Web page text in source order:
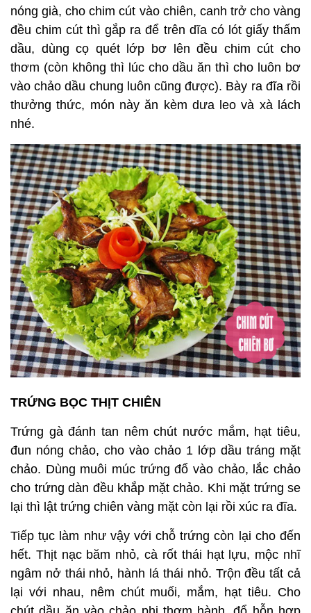
nóng già, cho chim cút vào chiên, canh trở cho vàng
đều chim cút thì gắp ra để trên dĩa có lót giấy thấm
dầu, dùng cọ quét lớp bơ lên đều chim cút cho
thơm (còn không thì lúc cho dầu ăn thì cho luôn bơ
vào chảo dầu chung luôn cũng được). Bày ra đĩa rồi
thưởng thức, món này ăn kèm dưa leo và xà lách
nhé.
TRỨNG BỌC THỊT CHIÊN
Trứng gà đánh tan nêm chút nước mắm, hạt tiêu,
đun nóng chảo, cho vào chảo 1 lớp dầu tráng mặt
chảo. Dùng muôi múc trứng đổ vào chảo, lắc chảo
cho trứng dàn đều khắp mặt chảo. Khi mặt trứng se
lại thì lật trứng chiên vàng mặt còn lại rồi xúc ra đĩa.
Tiếp tục làm như vậy với chỗ trứng còn lại cho đến
hết. Thịt nạc băm nhỏ, cà rốt thái hạt lựu, mộc nhĩ
ngâm nở thái nhỏ, hành lá thái nhỏ. Trộn đều tất cả
lại với nhau, nêm chút muối, mắm, hạt tiêu. Cho